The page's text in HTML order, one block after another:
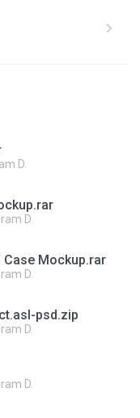
D.
D.
Case Mockup.rar
D.
psd.zip
D.
D.